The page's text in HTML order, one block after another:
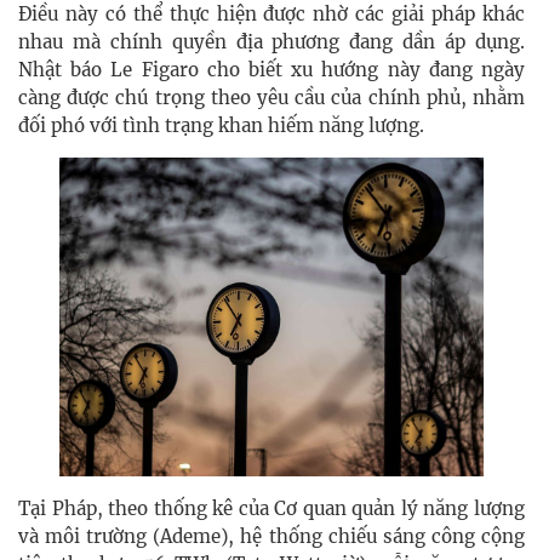
Điều này có thể thực hiện được nhờ các giải pháp khác
nhau mà chính quyền địa phương đang dần áp dụng.
Nhật báo Le Figaro cho biết xu hướng này đang ngày
càng được chú trọng theo yêu cầu của chính phủ, nhằm
đối phó với tình trạng khan hiếm năng lượng.
Tại Pháp, theo thống kê của Cơ quan quản lý năng lượng
và môi trường (Ademe), hệ thống chiếu sáng công cộng